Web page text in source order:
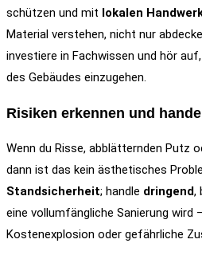
schützen und mit lokalen
Material verstehen, nicht nur
investiere in Fachwissen und hör
des Gebäudes einzugehen.
Risiken erkennen und
Wenn du Risse, abblätternden Putz
dann ist das kein ästhetisches
Standsicherheit; handle dringend,
eine vollumfängliche Sanierung wird
Kostenexplosion oder gefährliche